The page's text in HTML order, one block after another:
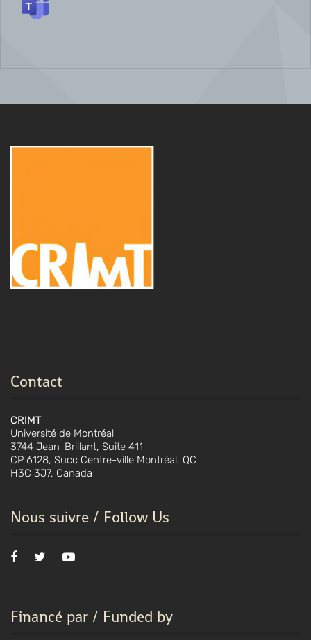
Contact
CRIMT
Université de Montréal
3744 Jean-Brillant, Suite 411
CP 6128, Succ Centre-ville Montréal, QC
H3C 3J7, Canada
Nous suivre / Follow Us
Financé par / Funded by